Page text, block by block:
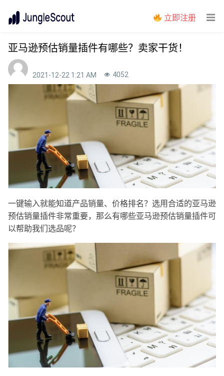
立即注册
亚马逊预估销量插件有哪些？卖家干货！
2021-12-22 1:21 AM 4052
一键输入就能知道产品销量、价格排名？选用合适的亚马逊
预估销量插件非常重要，那么有哪些亚马逊预估销量插件可
以帮助我们选品呢？